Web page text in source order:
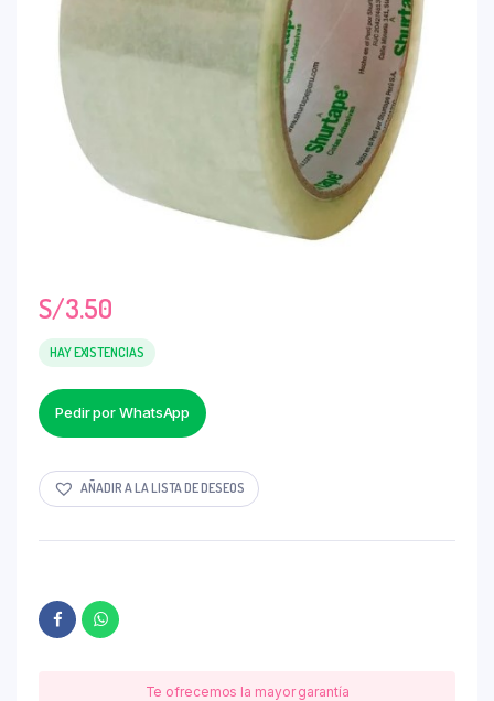
S/3.50
HAY EXISTENCIAS
Pedir por WhatsApp
AÑADIR A LA LISTA DE DESEOS
Te ofrecemos la mayor garantía